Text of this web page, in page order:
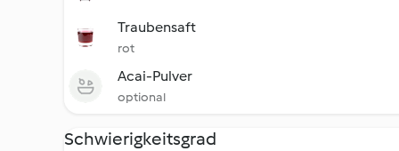
Traubensaft
rot
Acai-Pulver
optional
Schwierigkeitsgrad